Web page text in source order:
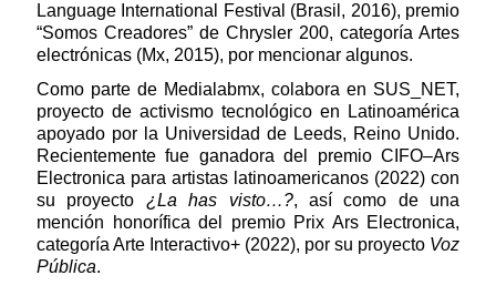
Language International Festival (Brasil, 2016), premio
“Somos Creadores” de Chrysler 200, categoría Artes
electrónicas (Mx, 2015), por mencionar algunos.
Como parte de Medialabmx, colabora en SUS_NET,
proyecto de activismo tecnológico en Latinoamérica
apoyado por la Universidad de Leeds, Reino Unido.
Recientemente fue ganadora del premio CIFO–Ars
Electronica para artistas latinoamericanos (2022) con
su proyecto ¿La has visto…?, así como de una
mención honorífica del premio Prix Ars Electronica,
categoría Arte Interactivo+ (2022), por su proyecto Voz
Pública.